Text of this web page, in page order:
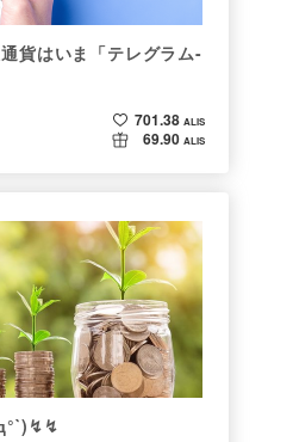
貨はいま「テレグラム-
701.38 ALIS
69.90 ALIS